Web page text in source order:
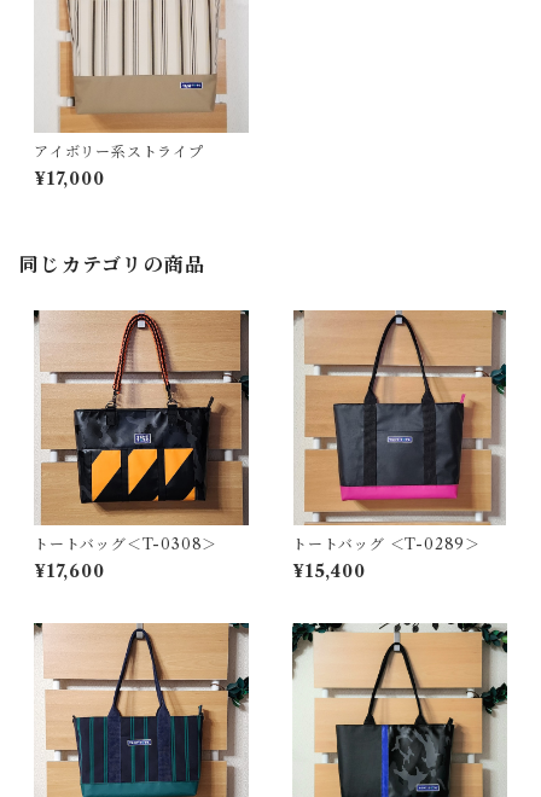
アイボリー系ストライプ
¥17,000
同じカテゴリの商品
トートバッグ＜T-0308＞
¥17,600
トートバッグ ＜T-0289＞
¥15,400